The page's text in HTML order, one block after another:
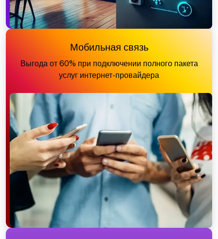
Мобильная связь
Выгода от 60% при подключении полного пакета
услуг интернет-провайдера